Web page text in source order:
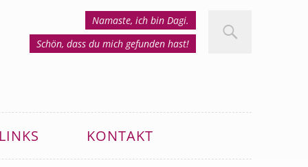
Namaste, ich bin Dagi.
Schön, dass du mich gefunden hast!
LINKS KONTAKT